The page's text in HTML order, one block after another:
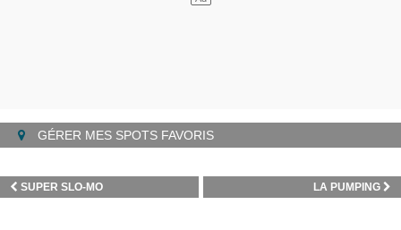
GÉRER MES SPOTS FAVORIS
LA PUMPING
SUPER SLO-MO